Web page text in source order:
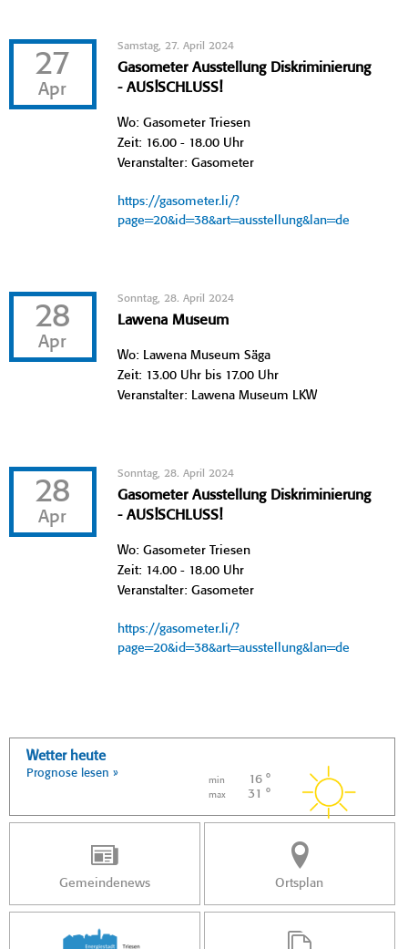
27
Apr
Samstag, 27. April 2024
Gasometer Ausstellung Diskriminierung
- AUS!SCHLUSS!
Wo: Gasometer Triesen
Zeit: 16.00 - 18.00 Uhr
Veranstalter: Gasometer
https://gasometer.li/?
page=20&id=38&art=ausstellung&lan=de
28
Apr
Sonntag, 28. April 2024
Lawena Museum
Wo: Lawena Museum Säga
Zeit: 13.00 Uhr bis 17.00 Uhr
Veranstalter: Lawena Museum LKW
28
Apr
Sonntag, 28. April 2024
Gasometer Ausstellung Diskriminierung
- AUS!SCHLUSS!
Wo: Gasometer Triesen
Zeit: 14.00 - 18.00 Uhr
Veranstalter: Gasometer
https://gasometer.li/?
page=20&id=38&art=ausstellung&lan=de
Wetter heute
Prognose lesen »
min 16 °
max 31 °
Gemeindenews Ortsplan